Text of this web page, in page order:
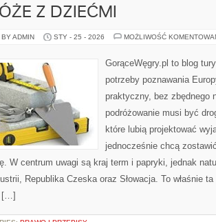
Z DZIEĆMI
ADMIN STY - 25 - 2026 MOŻLIWOŚĆ
GorąceWęgry.pl to blog
potrzeby poznawania
praktyczny, bez zbędnego
podróżowanie musi być
które lubią projektować
jednocześnie chcą
W centrum uwagi są kraj term i papryki, jednak
Republika Czeska oraz Słowacja. To właśnie
[…]